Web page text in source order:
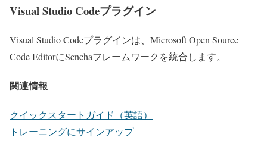
Visual Studio Codeプラグイン
Visual Studio Codeプラグインは、Microsoft Open Source
Code EditorにSenchaフレームワークを統合します。
関連情報
クイックスタートガイド（英語）
トレーニングにサインアップ